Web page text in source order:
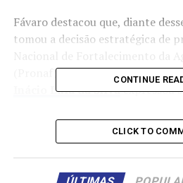
Fávaro destacou que, diante
tomou a decisão estratégica de
(Pronaf). O ministro enfatizou
Inácio Lula da Silvaexpressou
Continuidade do
Em resposta a essa diretriz
CONTINUE
CLICK TO